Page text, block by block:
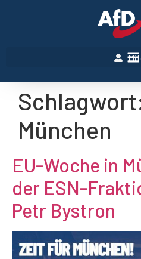
München
EU-Woche in
der ESN-
Petr Bystron